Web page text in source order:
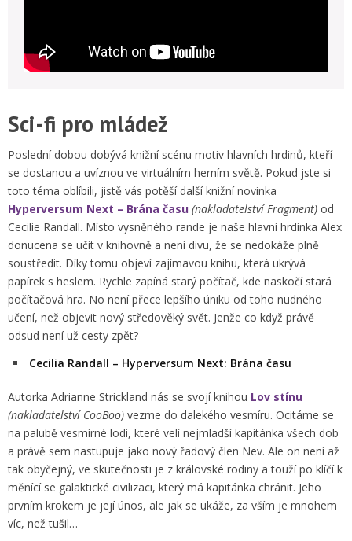
Sci-fi pro mládež
Poslední dobou dobývá knižní scénu motiv hlavních hrdinů, kteří
se dostanou a uvíznou ve virtuálním herním světě. Pokud jste si
toto téma oblíbili, jistě vás potěší další knižní novinka
Hyperversum Next – Brána času (nakladatelství Fragment) od
Cecilie Randall. Místo vysněného rande je naše hlavní hrdinka Alex
donucena se učit v knihovně a není divu, že se nedokáže plně
soustředit. Díky tomu objeví zajímavou knihu, která ukrývá
papírek s heslem. Rychle zapíná starý počítač, kde naskočí stará
počítačová hra. No není přece lepšího úniku od toho nudného
učení, než objevit nový středověký svět. Jenže co když právě
odsud není už cesty zpět?
Cecilia Randall – Hyperversum Next: Brána času
Autorka Adrianne Strickland nás se svojí knihou Lov stínu
(nakladatelství CooBoo) vezme do dalekého vesmíru. Ocitáme se
na palubě vesmírné lodi, které velí nejmladší kapitánka všech dob
a právě sem nastupuje jako nový řadový člen Nev. Ale on není až
tak obyčejný, ve skutečnosti je z královské rodiny a touží po klíčí k
měnící se galaktické civilizaci, který má kapitánka chránit. Jeho
prvním krokem je její únos, ale jak se ukáže, za vším je mnohem
víc, než tušil…